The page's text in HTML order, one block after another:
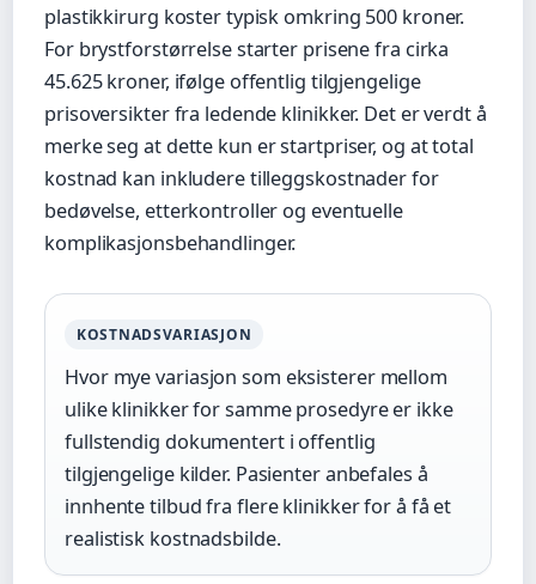
plastikkirurg koster typisk omkring 500 kroner.
For brystforstørrelse starter prisene fra cirka
45.625 kroner, ifølge offentlig tilgjengelige
prisoversikter fra ledende klinikker. Det er verdt å
merke seg at dette kun er startpriser, og at total
kostnad kan inkludere tilleggskostnader for
bedøvelse, etterkontroller og eventuelle
komplikasjonsbehandlinger.
KOSTNADSVARIASJON
Hvor mye variasjon som eksisterer mellom
ulike klinikker for samme prosedyre er ikke
fullstendig dokumentert i offentlig
tilgjengelige kilder. Pasienter anbefales å
innhente tilbud fra flere klinikker for å få et
realistisk kostnadsbilde.